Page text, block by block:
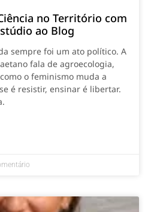
no Território com
ao Blog
sempre foi um ato político. A
fala de agroecologia,
o feminismo muda a
é resistir, ensinar é libertar.